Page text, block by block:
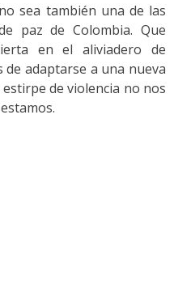
sea también una de las
paz de Colombia. Que
en el aliviadero de
de adaptarse a una nueva
de violencia no nos